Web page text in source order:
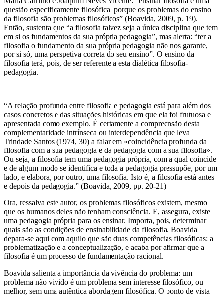
questão especificamente filosófica, porque os problemas do ensino
da filosofia são problemas filosóficos” (Boavida, 2009, p. 19).
Então, sustenta que “a filosofia talvez seja a única disciplina que tem
em si os fundamentos da sua própria pedagogia”, mas alerta: “ter a
filosofia o fundamento da sua própria pedagogia não nos garante,
por si só, uma perspetiva correta do seu ensino”. O ensino da
filosofia terá, pois, de ser referente a esta dialética filosofia-
pedagogia.
“A relação profunda entre filosofia e pedagogia está para além dos
casos concretos e das situações históricas em que ela foi frutuosa e
apresentada como exemplo. É certamente a compreensão desta
complementaridade intrínseca ou interdependência que leva
Trindade Santos (1974, 30) a falar em «coincidência profunda da
filosofia com a sua pedagogia e da pedagogia com a sua filosofia».
Ou seja, a filosofia tem uma pedagogia própria, com a qual coincide
e de algum modo se identifica e toda a pedagogia pressupõe, por um
lado, e elabora, por outro, uma filosofia. Isto é, a filosofia está antes
e depois da pedagogia.” (Boavida, 2009, pp. 20-21)
Ora, ressalva este autor, os problemas filosóficos existem, mesmo
que os humanos deles não tenham consciência. E, assegura, existe
uma pedagogia própria para os ensinar. Importa, pois, determinar
quais são as condições de ensinabilidade da filosofia. Boavida
depara-se aqui com aquilo que são duas competências filosóficas: a
problematização e a conceptualização, e acaba por afirmar que a
filosofia é um processo de fundamentação racional.
Boavida salienta a importância da vivência do problema: um
problema não vivido é um problema sem interesse filosófico, ou
melhor, sem uma autêntica abordagem filosófica. O ponto de vista